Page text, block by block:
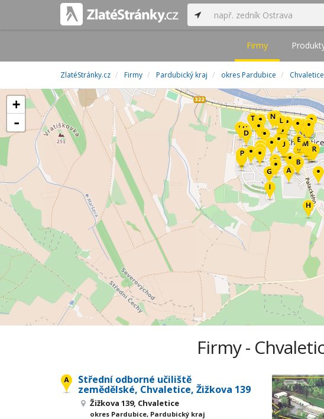
Firmy
ZlatéStránky.cz Firmy Pardubický kraj okres Pardubice Chvaletice
+
-
Firmy -
Střední odborné učiliště
zemědělské, Chvaletice, Žižkova 139
Žižkova 139, Chvaletice
okres Pardubice, Pardubický kraj